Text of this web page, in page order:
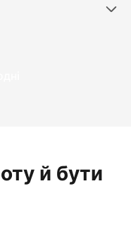
й бути